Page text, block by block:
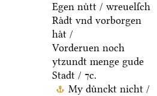
Egen nuͤtt / wreuelſch
Raͤdt vnd vorborgen
haͤt /
Vorderuen noch
ytzundt menge gude
Stadt / ⁊c.
My duͤnckt nicht /